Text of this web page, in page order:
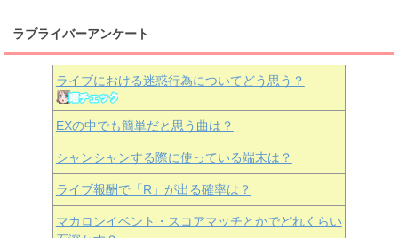
ラブライバーアンケート
ライブにおける迷惑行為についてどう思う？
EXの中でも簡単だと思う曲は？
シャンシャンする際に使っている端末は？
ライブ報酬で「R」が出る確率は？
マカロンイベント・スコアマッチとかでどれくらい